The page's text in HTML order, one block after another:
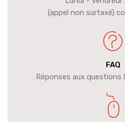
(appel non surtaxé)
FAQ
Réponses aux